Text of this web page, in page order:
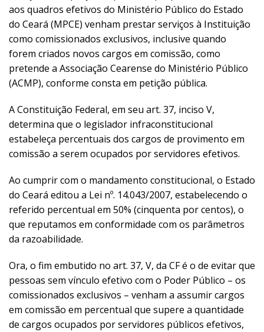
aos quadros efetivos do Ministério Público do Estado
do Ceará (MPCE) venham prestar serviços à Instituição
como comissionados exclusivos, inclusive quando
forem criados novos cargos em comissão, como
pretende a Associação Cearense do Ministério Público
(ACMP), conforme consta em petição pública.
A Constituição Federal, em seu art. 37, inciso V,
determina que o legislador infraconstitucional
estabeleça percentuais dos cargos de provimento em
comissão a serem ocupados por servidores efetivos.
Ao cumprir com o mandamento constitucional, o Estado
do Ceará editou a Lei nº. 14.043/2007, estabelecendo o
referido percentual em 50% (cinquenta por centos), o
que reputamos em conformidade com os parâmetros
da razoabilidade.
Ora, o fim embutido no art. 37, V, da CF é o de evitar que
pessoas sem vínculo efetivo com o Poder Público – os
comissionados exclusivos – venham a assumir cargos
em comissão em percentual que supere a quantidade
de cargos ocupados por servidores públicos efetivos,